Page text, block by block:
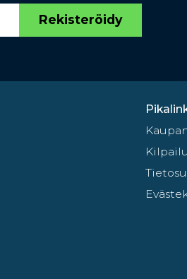
Rekisteröidy